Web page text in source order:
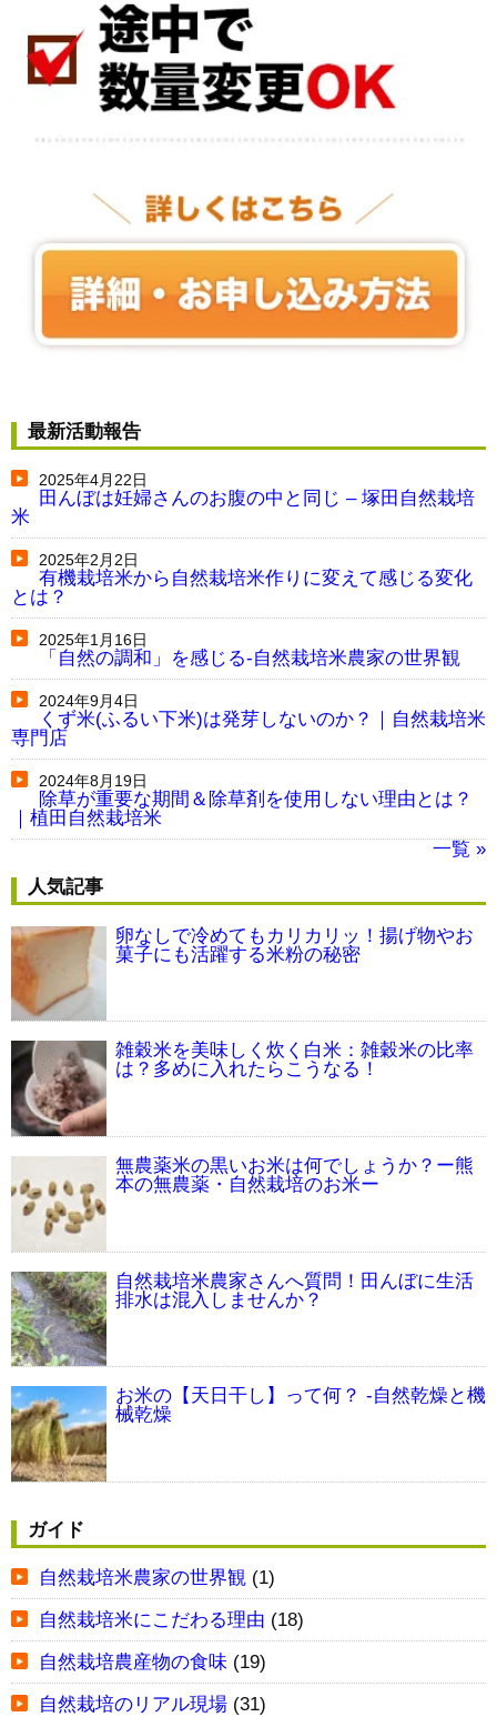
最新活動報告
2025年4月22日
田んぼは妊婦さんのお腹の中と同じ – 塚田自然栽培
米
2025年2月2日
有機栽培米から自然栽培米作りに変えて感じる変化
とは？
2025年1月16日
「自然の調和」を感じる-自然栽培米農家の世界観
2024年9月4日
くず米(ふるい下米)は発芽しないのか？｜自然栽培米
専門店
2024年8月19日
除草が重要な期間＆除草剤を使用しない理由とは？
｜植田自然栽培米
一覧 »
人気記事
卵なしで冷めてもカリカリッ！揚げ物やお
菓子にも活躍する米粉の秘密
雑穀米を美味しく炊く白米：雑穀米の比率
は？多めに入れたらこうなる！
無農薬米の黒いお米は何でしょうか？ー熊
本の無農薬・自然栽培のお米ー
自然栽培米農家さんへ質問！田んぼに生活
排水は混入しませんか？
お米の【天日干し】って何？ -自然乾燥と機
械乾燥
ガイド
自然栽培米農家の世界観 (1)
自然栽培米にこだわる理由 (18)
自然栽培農産物の食味 (19)
自然栽培のリアル現場 (31)